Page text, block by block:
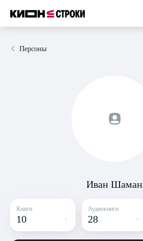
Персоны
Иван Шаман
Книги
10
Аудиокниги
28